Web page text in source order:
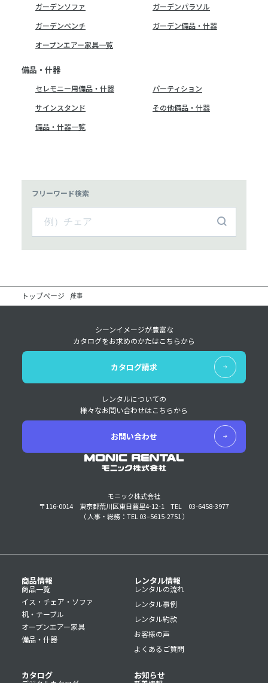
ガーデンソファ
ガーデンパラソル
ガーデンベンチ
ガーデン備品・什器
オープンエアー家具一覧
備品・什器
セレモニー用備品・什器
パーティション
サインスタンド
その他備品・什器
備品・什器一覧
フリーワード検索
トップページ 催事
モニック株式会社
〒116-0014 東京都荒川区東日暮里4-12-1
TEL 03-6458-3977
（ 人事・総務：TEL 03–5615-2751 ）
シーンイメージが豊富な
カタログをお求めのかたはこちらから
カタログ請求
レンタルについての
様々なお問い合わせはこちらから
お問い合わせ
商品情報
商品一覧
イス・チェア・ソファ
机・テーブル
オープンエアー家具
備品・什器
レンタル情報
レンタルの流れ
レンタル事例
レンタル約款
お客様の声
よくあるご質問
カタログ お知らせ